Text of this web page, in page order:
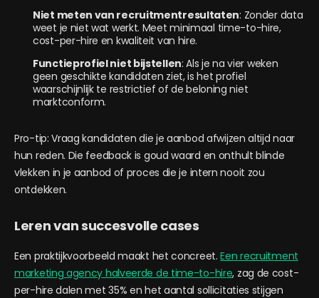
Niet meten van recruitmentresultaten: Zonder data
weet je niet wat werkt. Meet minimaal time-to-hire,
cost-per-hire en kwaliteit van hire.
Functieprofiel niet bijstellen: Als je na vier weken
geen geschikte kandidaten ziet, is het profiel
waarschijnlijk te restrictief of de beloning niet
marktconform.
Pro-tip: Vraag kandidaten die je aanbod afwijzen altijd naar
hun reden. Die feedback is goud waard en onthult blinde
vlekken in je aanbod of proces die je intern nooit zou
ontdekken.
Leren van succesvolle cases
Een praktijkvoorbeeld maakt het concreet.Een recruitment
marketing agency halveerde de time-to-hire, zag de cost-
per-hire dalen met 35% en het aantal sollicitaties stijgen